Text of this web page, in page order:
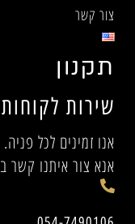
שירות לקוחות
אנו זמינים לכל פניה.
אנא צור איתנו קשר
צור קשר
תקנון